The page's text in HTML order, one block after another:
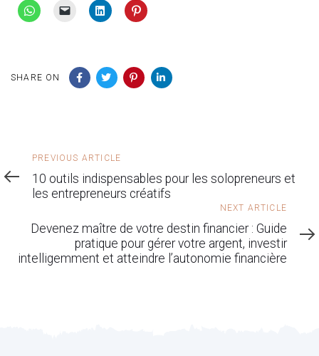
SHARE ON
Previous
Article
PREVIOUS ARTICLE
10 outils indispensables pour les solopreneurs et
les entrepreneurs créatifs
Article
NEXT ARTICLE
Devenez maître de votre destin financier : Guide
pratique pour gérer votre argent, investir
intelligemment et atteindre l’autonomie financière